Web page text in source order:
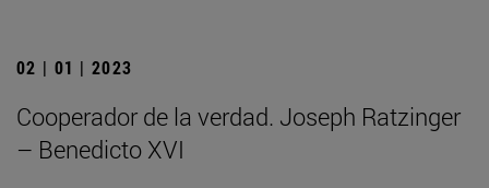
02 | 01 | 2023
Cooperador de la verdad. Joseph Ratzinger
– Benedicto XVI